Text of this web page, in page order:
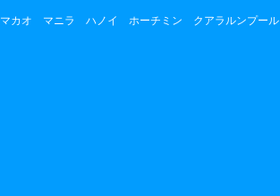
マカオ マニラ ハノイ ホーチミン クアラルンプール